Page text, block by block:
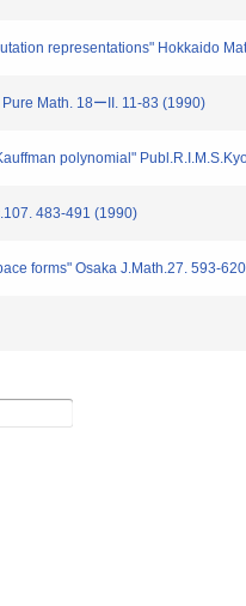
representations" Hokkaido
Math. 18ーII. 11-83 (1990)
polynomial"
483-491 (1990)
forms" Osaka J.Math.27. 593-